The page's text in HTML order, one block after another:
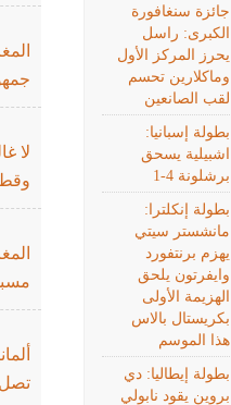
جائزة سنغافورة
الكبرى: راسل
يحرز المركز الأول
وماكلارين تحسم
لقب الصانعين
بطولة إسبانيا:
اشبيلية يسحق
برشلونة 4-1
بطولة إنكلترا:
مانشستر سيتي
يهزم برنتفورد
وايفرتون يلحق
الهزيمة الأولى
بكريستال بالاس
هذا الموسم
بطولة إيطاليا: دي
بروين يقود نابولي
لا